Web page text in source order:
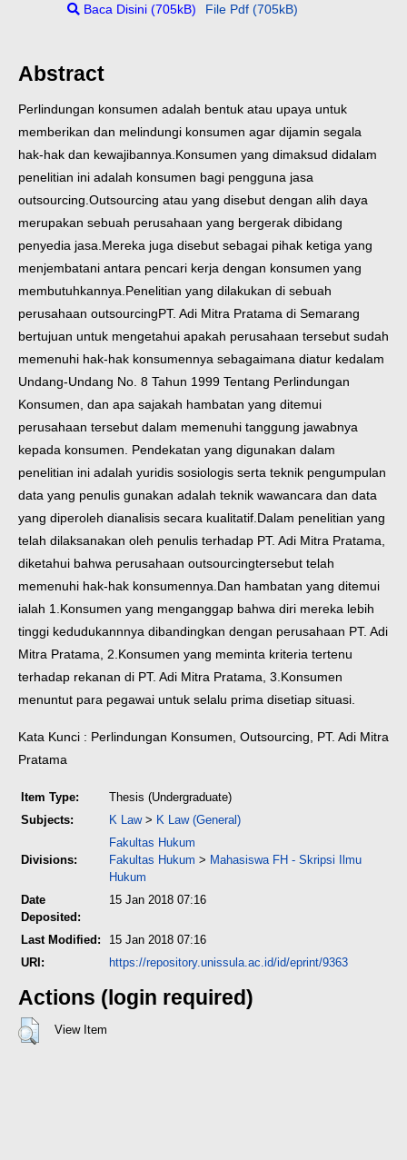
Baca Disini (705kB)
File Pdf (705kB)
Abstract
Perlindungan konsumen adalah bentuk atau upaya untuk
memberikan dan melindungi konsumen agar dijamin segala
hak-hak dan kewajibannya.Konsumen yang dimaksud didalam
penelitian ini adalah konsumen bagi pengguna jasa
outsourcing.Outsourcing atau yang disebut dengan alih daya
merupakan sebuah perusahaan yang bergerak dibidang
penyedia jasa.Mereka juga disebut sebagai pihak ketiga yang
menjembatani antara pencari kerja dengan konsumen yang
membutuhkannya. Penelitian yang dilakukan di sebuah
perusahaan outsourcingPT. Adi Mitra Pratama di Semarang
bertujuan untuk mengetahui apakah perusahaan tersebut sudah
memenuhi hak-hak konsumennya sebagaimana diatur kedalam
Undang-Undang No. 8 Tahun 1999 Tentang Perlindungan
Konsumen, dan apa sajakah hambatan yang ditemui
perusahaan tersebut dalam memenuhi tanggung jawabnya
kepada konsumen. Pendekatan yang digunakan dalam
penelitian ini adalah yuridis sosiologis serta teknik pengumpulan
data yang penulis gunakan adalah teknik wawancara dan data
yang diperoleh dianalisis secara kualitatif.Dalam penelitian yang
telah dilaksanakan oleh penulis terhadap PT. Adi Mitra Pratama,
diketahui bahwa perusahaan outsourcingtersebut telah
memenuhi hak-hak konsumennya.Dan hambatan yang ditemui
ialah 1.Konsumen yang menganggap bahwa diri mereka lebih
tinggi kedudukannnya dibandingkan dengan perusahaan PT. Adi
Mitra Pratama, 2.Konsumen yang meminta kriteria tertenu
terhadap rekanan di PT. Adi Mitra Pratama, 3.Konsumen
menuntut para pegawai untuk selalu prima disetiap situasi.
Kata Kunci : Perlindungan Konsumen, Outsourcing, PT. Adi Mitra
Pratama
Item Type:
Thesis (Undergraduate)
Subjects:
K Law> K Law (General)
Divisions:
Fakultas Hukum
Fakultas Hukum > Mahasiswa FH - Skripsi Ilmu
Hukum
Date
Deposited:
15 Jan 2018 07:16
Last Modified:
15 Jan 2018 07:16
URI:
https://repository.unissula.ac.id/id/eprint/9363
Actions (login required)
View Item